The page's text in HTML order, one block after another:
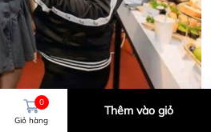
0
Giỏ hàng
Thêm vào giỏ